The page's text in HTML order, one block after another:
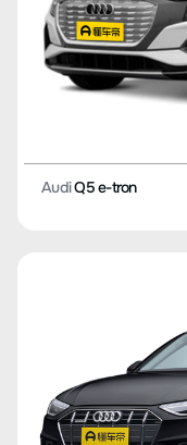
AudiQ5 e-tron